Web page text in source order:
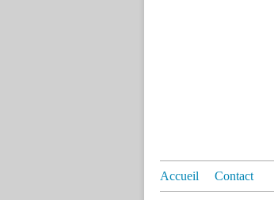
Accueil Contact